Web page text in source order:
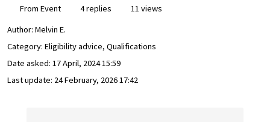
From Event 4 replies
11 views
Author: Melvin E.
Category: Eligibility advice, Qualifications
Date asked: 17 April, 2024 15:59
Last update: 24 February, 2026 17:42